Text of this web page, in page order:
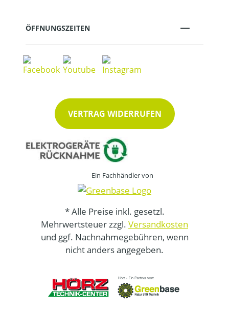
ÖFFNUNGSZEITEN
VERTRAG WIDERRUFEN
Ein Fachhändler von
* Alle Preise inkl. gesetzl.
Mehrwertsteuer zzgl. Versandkosten
und ggf. Nachnahmegebühren, wenn
nicht anders angegeben.